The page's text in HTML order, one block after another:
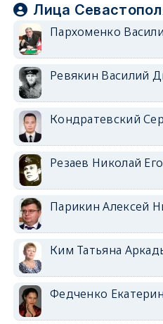
Лица
Пархоменко
Ревякин Василий
Кондратевский
Резаев Николай
Парикин Алексей
Ким Татьяна
Федченко